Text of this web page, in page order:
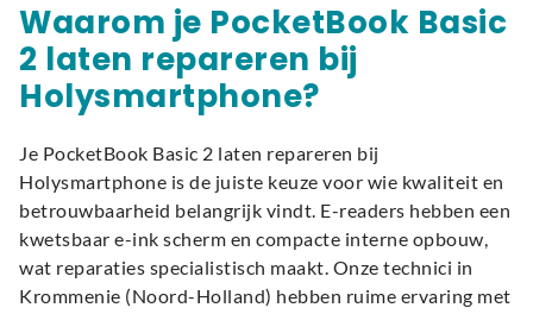
Waarom je PocketBook Basic
2 laten repareren bij
Holysmartphone?
Je PocketBook Basic 2 laten repareren bij
Holysmartphone is de juiste keuze voor wie kwaliteit en
betrouwbaarheid belangrijk vindt. E-readers hebben een
kwetsbaar e-ink scherm en compacte interne opbouw,
wat reparaties specialistisch maakt. Onze technici in
Krommenie (Noord-Holland) hebben ruime ervaring met